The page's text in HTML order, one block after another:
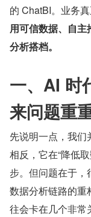
的 ChatBI。业务
用可信数据、自
分析搭档。
一、AI 时
来问题重
先说明一点，我们
相反，它在“降低
步。但问题在于
数据分析链路的重
往会卡在几个非常